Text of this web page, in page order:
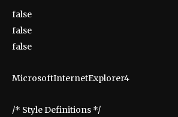
false
false
false
MicrosoftInternetExplorer4
/* Style Definitions */